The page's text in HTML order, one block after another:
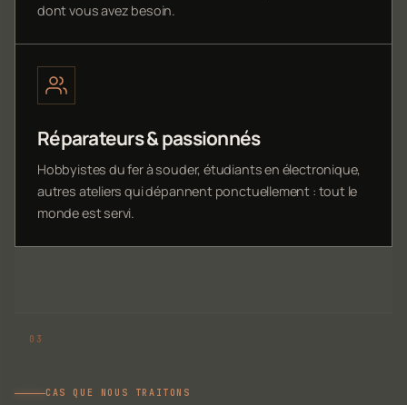
dont vous avez besoin.
Réparateurs & passionnés
Hobbyistes du fer à souder, étudiants en électronique,
autres ateliers qui dépannent ponctuellement : tout le
monde est servi.
CAS QUE NOUS TRAITONS